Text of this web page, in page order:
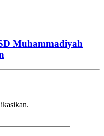
Muhammadiyah